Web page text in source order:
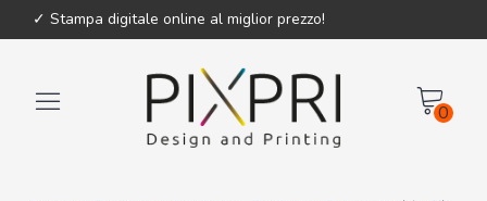
✓ Stampa digitale online al miglior prezzo!
0